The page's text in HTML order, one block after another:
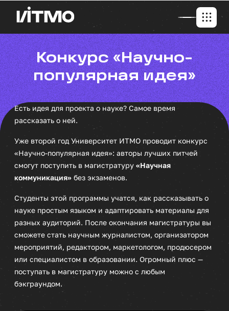
Конкурс «Научно-
популярная идея»
Есть идея для проекта о науке? Самое время
рассказать о ней.
Уже второй год Университет ИТМО проводит конкурс
«Научно-популярная идея»: авторы лучших питчей
смогут поступить в магистратуру «Научная
коммуникация» без экзаменов.
Студенты этой программы учатся, как рассказывать о
науке простым языком и адаптировать материалы для
разных аудиторий. После окончания магистратуры вы
сможете стать научным журналистом, организатором
мероприятий, редактором, маркетологом, продюсером
или специалистом в образовании. Огромный плюс —
поступать в магистратуру можно с любым
бэкграундом.